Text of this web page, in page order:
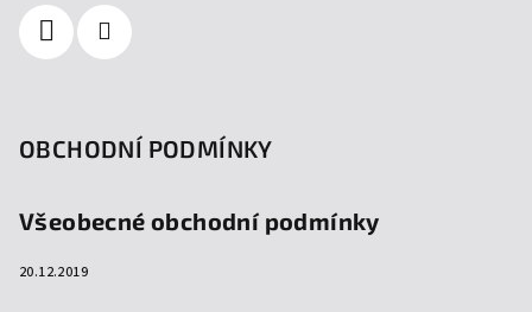
OBCHODNÍ PODMÍNKY
Všeobecné obchodní podmínky
20.12.2019